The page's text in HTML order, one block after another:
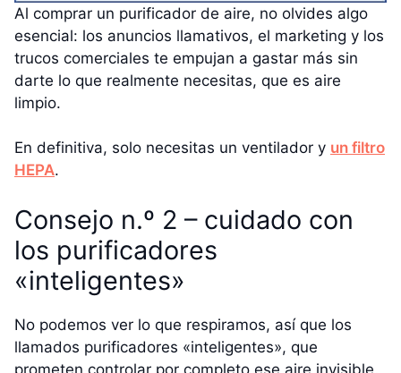
Al comprar un purificador de aire, no olvides algo
esencial: los anuncios llamativos, el marketing y los
trucos comerciales te empujan a gastar más sin
darte lo que realmente necesitas, que es aire
limpio.
En definitiva, solo necesitas un ventilador y un filtro
HEPA.
Consejo n.º 2 – cuidado con
los purificadores
«inteligentes»
No podemos ver lo que respiramos, así que los
llamados purificadores «inteligentes», que
prometen controlar por completo ese aire invisible,